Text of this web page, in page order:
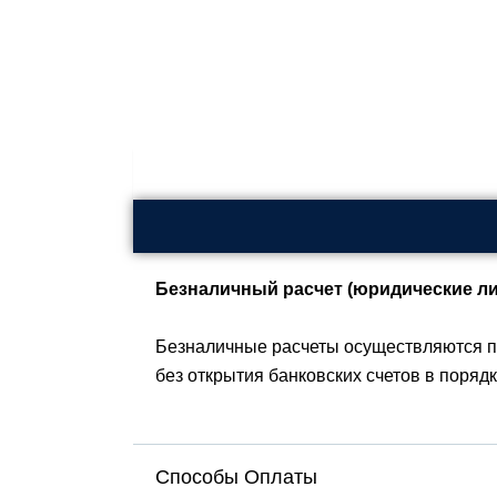
Безналичный расчет (юридические
Безналичные расчеты осуществляются
без открытия банковских счетов в
Способы Оплаты